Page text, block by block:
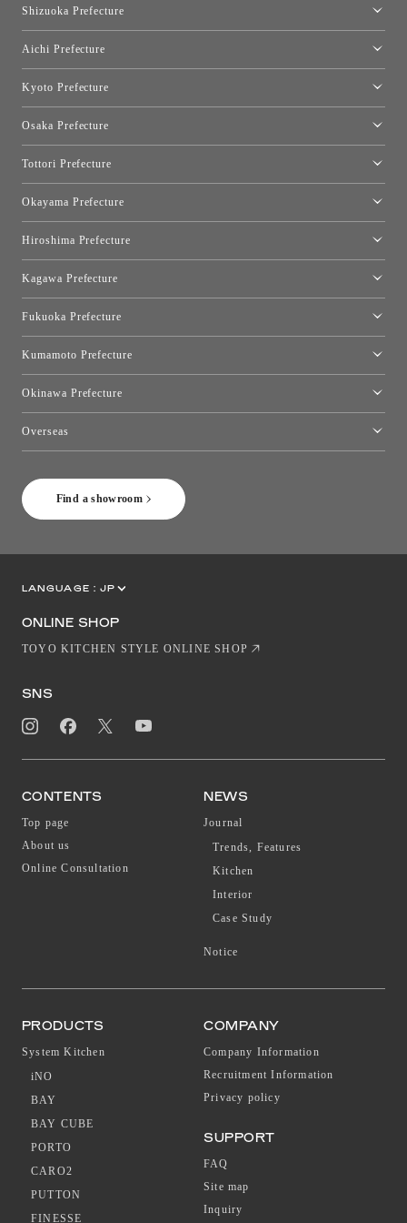
Find a showroom
FLOS｜Floss Design Space Aoyama
Shizuoka Prefecture
Aichi Prefecture
Kyoto Prefecture
Osaka Prefecture
Tottori Prefecture
Okayama Prefecture
Hiroshima Prefecture
Kagawa Prefecture
Fukuoka Prefecture
Kumamoto Prefecture
Okinawa Prefecture
Overseas
LANGUAGE : JP
ONLINE SHOP
TOYO KITCHEN STYLE ONLINE SHOP
SNS
CONTENTS
Top page
About us
Online Consultation
NEWS
Journal
Trends, Features
Kitchen
Interior
Case Study
Notice
PRODUCTS
System Kitchen
iNO
BAY
BAY CUBE
PORTO
CARO2
PUTTON
FINESSE
COMPANY
Company Information
Recruitment Information
Privacy policy
SUPPORT
FAQ
Site map
Inquiry